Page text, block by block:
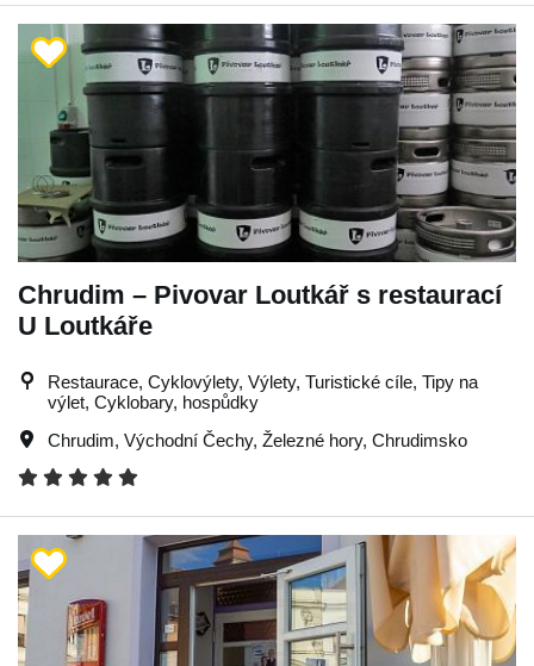
Chrudim – Pivovar Loutkář s restaurací
U Loutkáře
Restaurace, Cyklovýlety, Výlety, Turistické cíle, Tipy na
výlet, Cyklobary, hospůdky
Chrudim, Východní Čechy, Železné hory, Chrudimsko